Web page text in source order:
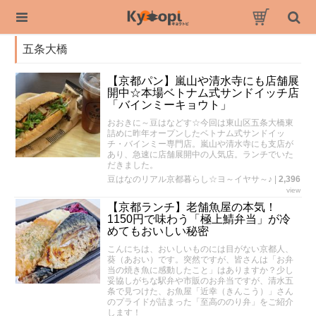
五条大橋
【京都パン】嵐山や清水寺にも店舗展
開中☆本場ベトナム式サンドイッチ店
「バインミーキョウト」
おおきに～豆はなどす☆今回は東山区五条大橋東
詰めに昨年オープンしたベトナム式サンドイッ
チ・バインミー専門店。嵐山や清水寺にも支店が
あり、急速に店舗展開中の人気店。ランチでいた
だきました。
豆はなのリアル京都暮らし☆ヨ～イヤサ～♪
2,396
view
【京都ランチ】老舗魚屋の本気！
1150円で味わう「極上鯖弁当」が冷
めてもおいしい秘密
こんにちは、おいしいものには目がない京都人、
葵（あおい）です。突然ですが、皆さんは「お弁
当の焼き魚に感動したこと」はありますか？少し
妥協しがちな駅弁や市販のお弁当ですが、清水五
条で見つけた、お魚屋「近幸（きんこう）」さん
のプライドが詰まった「至高ののり弁」をご紹介
します！